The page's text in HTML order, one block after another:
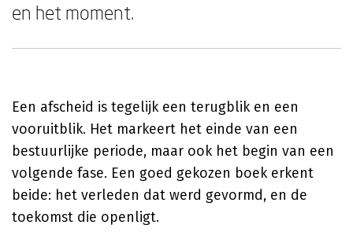
en het moment.
Een afscheid is tegelijk een terugblik en een
vooruitblik. Het markeert het einde van een
bestuurlijke periode, maar ook het begin van een
volgende fase. Een goed gekozen boek erkent
beide: het verleden dat werd gevormd, en de
toekomst die openligt.